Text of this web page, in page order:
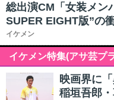
総出演CM「女装メン
SUPER EIGHT版”の
イケメン
イケメン特集(アサ芸プ
映画界に
稲垣吾郎